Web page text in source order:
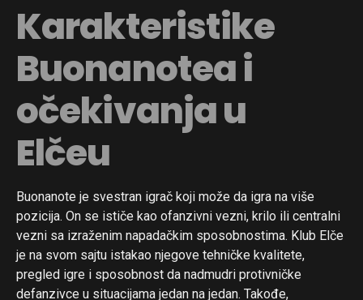
Karakteristike
Buonanotea i
očekivanja u
Elčeu
Buonanote je svestran igrač koji može da igra na više
pozicija. On se ističe kao ofanzivni vezni, krilo ili centralni
vezni sa izraženim napadačkim sposobnostima. Klub Elče
je na svom sajtu istakao njegove tehničke kvalitete,
pregled igre i sposobnost da nadmudri protivničke
defanzivce u situacijama jedan na jedan. Takođe,